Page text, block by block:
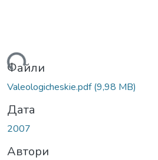
Файли
Valeologicheskie.pdf(9,98 MB)
Дата
2007
Автори